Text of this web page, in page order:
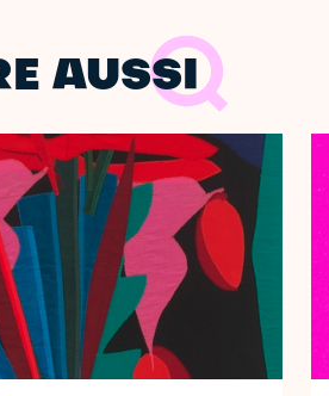
AUSSI